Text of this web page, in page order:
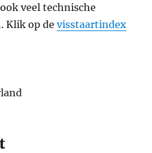
veel technische
Klik op devisstaartindex